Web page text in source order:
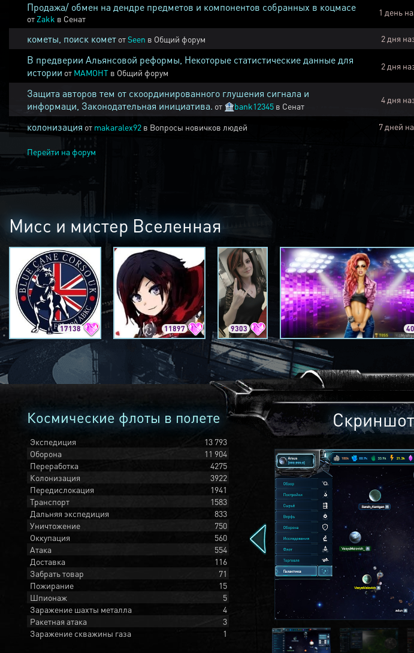
Продажа/ обмен на дендре предметов и компонентов собранных в коцмасе
от Zakk в Сенат
1 день
кометы, поиск комет отSeen в Общий форум 2 дня
В предверии Альянсовой реформы, Некоторые статистические данные для
истории от MAMOHT в Общий форум
2 дня
Защита авторов тем от скоординированного глушения сигнала и
информаци, Законодательная инициатива. от 🏦bank12345 в Сенат
4 дня
колонизация от makaralex92 в Вопросы новичков людей 7 дней
Перейти на форум
Мисс и мистер Вселенная
17138 11897 9303
Космические флоты в полете
Экспедиция
13 793
Оборона
11 904
Переработка
4275
Колонизация
3922
Передислокация
1941
Транспорт
1583
Дальняя экспедиция
833
Уничтожение
750
Оккупация
560
Атака
554
Доставка
116
Забрать товар
71
Пожирание
15
Шпионаж
5
Заражение шахты металла
4
Ракетная атака
3
Заражение скважины газа
1